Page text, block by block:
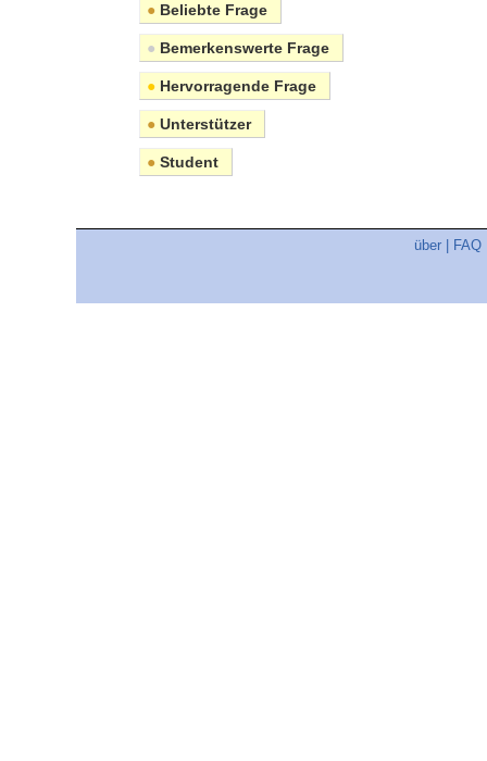
● Beliebte Frage
● Bemerkenswerte Frage
● Hervorragende Frage
● Unterstützer
● Student
über FAQ